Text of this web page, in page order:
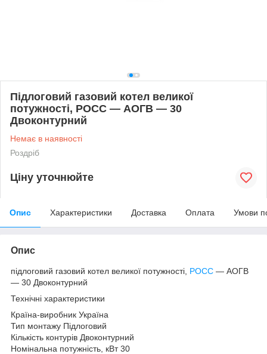
Підлоговий газовий котел великої
потужності, РОСС — АОГВ — 30
Двоконтурний
Немає в наявності
Роздріб
Ціну уточнюйте
Опис Характеристики Доставка Оплата Умови
Опис
підлоговий газовий котел великої потужності, РОСС — АОГВ
— 30 Двоконтурний
Технічні характеристики
Країна-виробник Україна
Тип монтажу Підлоговий
Кількість контурів Двоконтурний
Номінальна потужність, кВт 30